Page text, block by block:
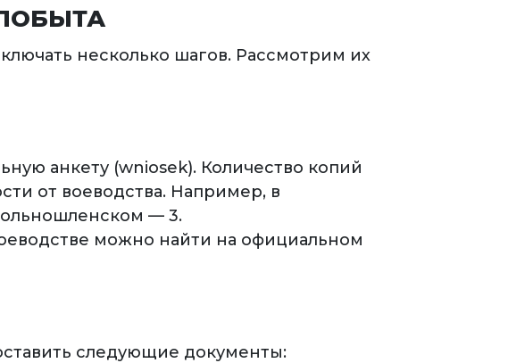
несколько шагов. Рассмотрим их
анкету (wniosek). Количество копий
от воеводства. Например, в
— 3.
можно найти на официальном
следующие документы: